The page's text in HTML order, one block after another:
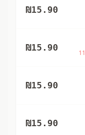
₪15.90
11
₪15.90
₪15.90
₪15.90